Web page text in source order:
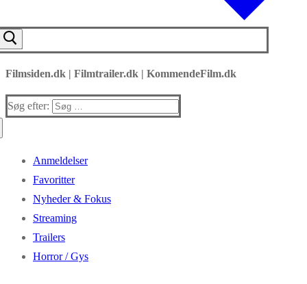
Filmsiden.dk | Filmtrailer.dk | KommendeFilm.dk
Søg efter:
Anmeldelser
Favoritter
Nyheder & Fokus
Streaming
Trailers
Horror / Gys